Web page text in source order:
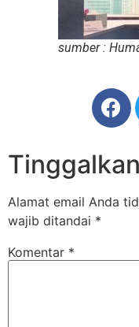
sumber :
Alamat email Anda
wajib ditandai *
Komentar *